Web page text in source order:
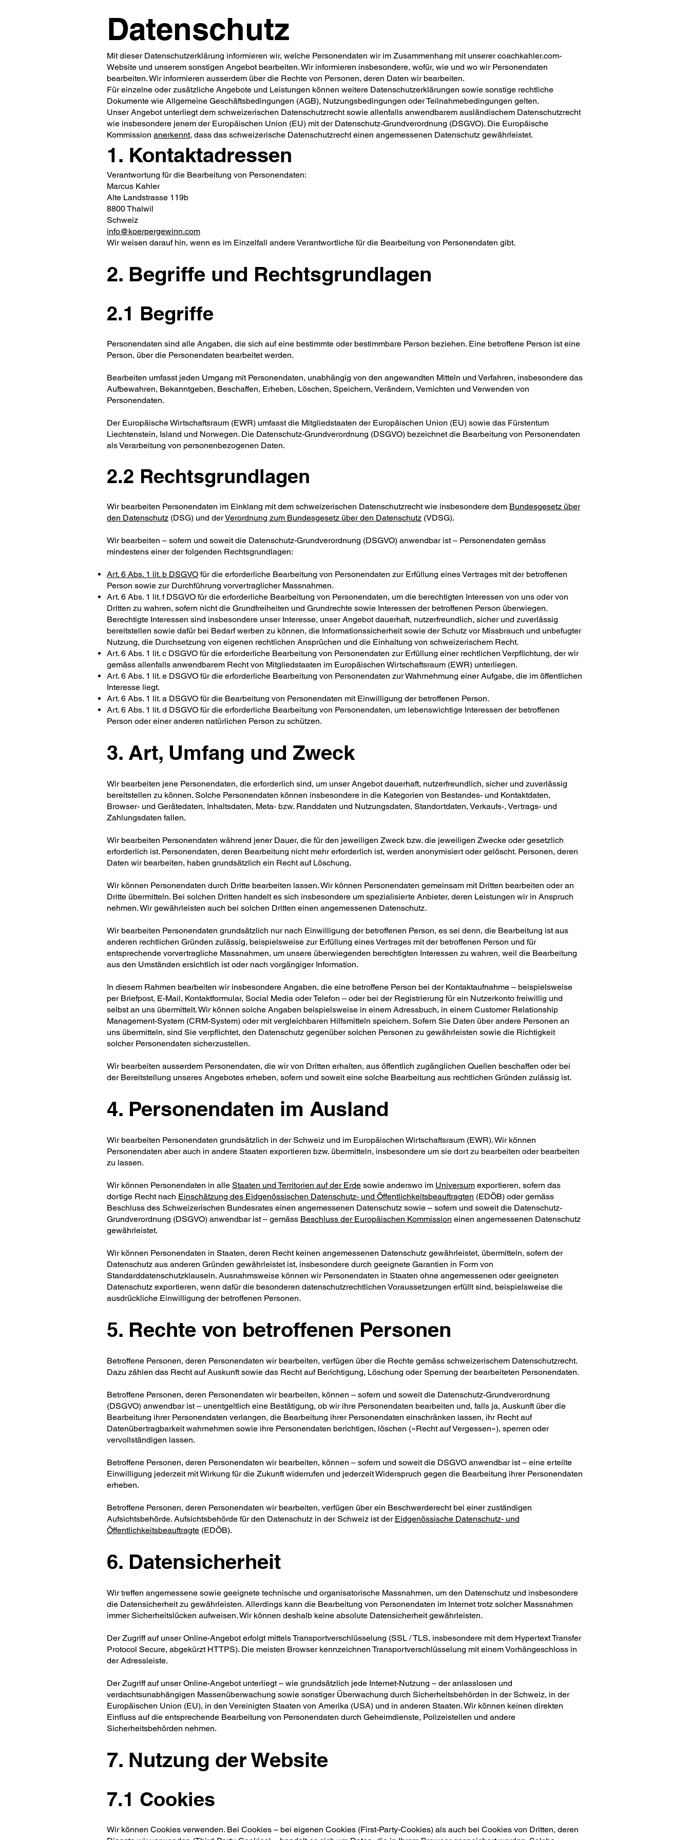
Datenschutz
Mit dieser Datenschutzerklärung informieren wir, welche Personendaten wir im Zusammenhang mit unserer coachkahler.com-
Website und unserem sonstigen Angebot bearbeiten. Wir informieren insbesondere, wofür, wie und wo wir Personendaten
bearbeiten. Wir informieren ausserdem über die Rechte von Personen, deren Daten wir bearbeiten.
Für einzelne oder zusätzliche Angebote und Leistungen können weitere Datenschutzerklärungen sowie sonstige rechtliche
Dokumente wie Allgemeine Geschäftsbedingungen (AGB), Nutzungsbedingungen oder Teilnahmebedingungen gelten.
Unser Angebot unterliegt dem schweizerischen Datenschutzrecht sowie allenfalls anwendbarem ausländischem Datenschutzrecht
wie insbesondere jenem der Europäischen Union (EU) mit der Datenschutz-Grundverordnung (DSGVO). Die Europäische
Kommission anerkennt, dass das schweizerische Datenschutzrecht einen angemessenen Datenschutz gewährleistet.
1. Kontaktadressen
Verantwortung für die Bearbeitung von Personendaten:
Marcus Kahler
Alte Landstrasse 119b
8800 Thalwil
Schweiz
info@koerpergewinn.com
Wir weisen darauf hin, wenn es im Einzelfall andere Verantwortliche für die Bearbeitung von Personendaten gibt.
2. Begriffe und Rechtsgrundlagen
2.1 Begriffe
Personendaten sind alle Angaben, die sich auf eine bestimmte oder bestimmbare Person beziehen. Eine betroffene Person ist eine
Person, über die Personendaten bearbeitet werden.
Bearbeiten umfasst jeden Umgang mit Personendaten, unabhängig von den angewandten Mitteln und Verfahren, insbesondere das
Aufbewahren, Bekanntgeben, Beschaffen, Erheben, Löschen, Speichern, Verändern, Vernichten und Verwenden von
Personendaten.
Der Europäische Wirtschaftsraum (EWR) umfasst die Mitgliedstaaten der Europäischen Union (EU) sowie das Fürstentum
Liechtenstein, Island und Norwegen. Die Datenschutz-Grundverordnung (DSGVO) bezeichnet die Bearbeitung von Personendaten
als Verarbeitung von personenbezogenen Daten.
2.2 Rechtsgrundlagen
Wir bearbeiten Personendaten im Einklang mit dem schweizerischen Datenschutzrecht wie insbesondere dem Bundesgesetz über
den Datenschutz (DSG) und derVerordnung zum Bundesgesetz über den Datenschutz (VDSG).
Wir bearbeiten – sofern und soweit die Datenschutz-Grundverordnung (DSGVO) anwendbar ist – Personendaten gemäss
mindestens einer der folgenden Rechtsgrundlagen:
Art. 6 Abs. 1 lit. b DSGVO für die erforderliche Bearbeitung von Personendaten zur Erfüllung eines Vertrages mit der betroffenen
Person sowie zur Durchführung vorvertraglicher Massnahmen.
Art. 6 Abs. 1 lit. f DSGVO für die erforderliche Bearbeitung von Personendaten, um die berechtigten Interessen von uns oder von
Dritten zu wahren, sofern nicht die Grundfreiheiten und Grundrechte sowie Interessen der betroffenen Person überwiegen.
Berechtigte Interessen sind insbesondere unser Interesse, unser Angebot dauerhaft, nutzerfreundlich, sicher und zuverlässig
bereitstellen sowie dafür bei Bedarf werben zu können, die Informationssicherheit sowie der Schutz vor Missbrauch und unbefugter
Nutzung, die Durchsetzung von eigenen rechtlichen Ansprüchen und die Einhaltung von schweizerischem Recht.
Art. 6 Abs. 1 lit. c DSGVO für die erforderliche Bearbeitung von Personendaten zur Erfüllung einer rechtlichen Verpflichtung, der wir
gemäss allenfalls anwendbarem Recht von Mitgliedstaaten im Europäischen Wirtschaftsraum (EWR) unterliegen.
Art. 6 Abs. 1 lit. e DSGVO für die erforderliche Bearbeitung von Personendaten zur Wahrnehmung einer Aufgabe, die im öffentlichen
Interesse liegt.
Art. 6 Abs. 1 lit. a DSGVO für die Bearbeitung von Personendaten mit Einwilligung der betroffenen Person.
Art. 6 Abs. 1 lit. d DSGVO für die erforderliche Bearbeitung von Personendaten, um lebenswichtige Interessen der betroffenen
Person oder einer anderen natürlichen Person zu schützen.
3. Art, Umfang und Zweck
Wir bearbeiten jene Personendaten, die erforderlich sind, um unser Angebot dauerhaft, nutzerfreundlich, sicher und zuverlässig
bereitstellen zu können. Solche Personendaten können insbesondere in die Kategorien von Bestandes- und Kontaktdaten,
Browser- und Gerätedaten, Inhaltsdaten, Meta- bzw. Randdaten und Nutzungsdaten, Standortdaten, Verkaufs-, Vertrags- und
Zahlungsdaten fallen.
Wir bearbeiten Personendaten während jener Dauer, die für den jeweiligen Zweck bzw. die jeweiligen Zwecke oder gesetzlich
erforderlich ist. Personendaten, deren Bearbeitung nicht mehr erforderlich ist, werden anonymisiert oder gelöscht. Personen, deren
Daten wir bearbeiten, haben grundsätzlich ein Recht auf Löschung.
Wir können Personendaten durch Dritte bearbeiten lassen. Wir können Personendaten gemeinsam mit Dritten bearbeiten oder an
Dritte übermitteln. Bei solchen Dritten handelt es sich insbesondere um spezialisierte Anbieter, deren Leistungen wir in Anspruch
nehmen. Wir gewährleisten auch bei solchen Dritten einen angemessenen Datenschutz.
Wir bearbeiten Personendaten grundsätzlich nur nach Einwilligung der betroffenen Person, es sei denn, die Bearbeitung ist aus
anderen rechtlichen Gründen zulässig, beispielsweise zur Erfüllung eines Vertrages mit der betroffenen Person und für
entsprechende vorvertragliche Massnahmen, um unsere überwiegenden berechtigten Interessen zu wahren, weil die Bearbeitung
aus den Umständen ersichtlich ist oder nach vorgängiger Information.
In diesem Rahmen bearbeiten wir insbesondere Angaben, die eine betroffene Person bei der Kontaktaufnahme – beispielsweise
per Briefpost, E-Mail, Kontaktformular, Social Media oder Telefon – oder bei der Registrierung für ein Nutzerkonto freiwillig und
selbst an uns übermittelt. Wir können solche Angaben beispielsweise in einem Adressbuch, in einem Customer Relationship
Management-System (CRM-System) oder mit vergleichbaren Hilfsmitteln speichern. Sofern Sie Daten über andere Personen an
uns übermitteln, sind Sie verpflichtet, den Datenschutz gegenüber solchen Personen zu gewährleisten sowie die Richtigkeit
solcher Personendaten sicherzustellen.
Wir bearbeiten ausserdem Personendaten, die wir von Dritten erhalten, aus öffentlich zugänglichen Quellen beschaffen oder bei
der Bereitstellung unseres Angebotes erheben, sofern und soweit eine solche Bearbeitung aus rechtlichen Gründen zulässig ist.
4. Personendaten im Ausland
Wir bearbeiten Personendaten grundsätzlich in der Schweiz und im Europäischen Wirtschaftsraum (EWR). Wir können
Personendaten aber auch in andere Staaten exportieren bzw. übermitteln, insbesondere um sie dort zu bearbeiten oder bearbeiten
zu lassen.
Wir können Personendaten in alle Staaten und Territorien auf der Erde sowie anderswo im Universum exportieren, sofern das
dortige Recht nach Einschätzung des Eidgenössischen Datenschutz- und Öffentlichkeitsbeauftragten (EDÖB) oder gemäss
Beschluss des Schweizerischen Bundesrates einen angemessenen Datenschutz sowie – sofern und soweit die Datenschutz-
Grundverordnung (DSGVO) anwendbar ist – gemäss Beschluss der Europäischen Kommission einen angemessenen Datenschutz
gewährleistet.
Wir können Personendaten in Staaten, deren Recht keinen angemessenen Datenschutz gewährleistet, übermitteln, sofern der
Datenschutz aus anderen Gründen gewährleistet ist, insbesondere durch geeignete Garantien in Form von
Standarddatenschutzklauseln. Ausnahmsweise können wir Personendaten in Staaten ohne angemessenen oder geeigneten
Datenschutz exportieren, wenn dafür die besonderen datenschutzrechtlichen Voraussetzungen erfüllt sind, beispielsweise die
ausdrückliche Einwilligung der betroffenen Personen.
5. Rechte von betroffenen Personen
Betroffene Personen, deren Personendaten wir bearbeiten, verfügen über die Rechte gemäss schweizerischem Datenschutzrecht.
Dazu zählen das Recht auf Auskunft sowie das Recht auf Berichtigung, Löschung oder Sperrung der bearbeiteten Personendaten.
Betroffene Personen, deren Personendaten wir bearbeiten, können – sofern und soweit die Datenschutz-Grundverordnung
(DSGVO) anwendbar ist – unentgeltlich eine Bestätigung, ob wir ihre Personendaten bearbeiten und, falls ja, Auskunft über die
Bearbeitung ihrer Personendaten verlangen, die Bearbeitung ihrer Personendaten einschränken lassen, ihr Recht auf
Datenübertragbarkeit wahrnehmen sowie ihre Personendaten berichtigen, löschen («Recht auf Vergessen»), sperren oder
vervollständigen lassen.
Betroffene Personen, deren Personendaten wir bearbeiten, können – sofern und soweit die DSGVO anwendbar ist – eine erteilte
Einwilligung jederzeit mit Wirkung für die Zukunft widerrufen und jederzeit Widerspruch gegen die Bearbeitung ihrer Personendaten
erheben.
Betroffene Personen, deren Personendaten wir bearbeiten, verfügen über ein Beschwerderecht bei einer zuständigen
Aufsichtsbehörde. Aufsichtsbehörde für den Datenschutz in der Schweiz ist der Eidgenössische Datenschutz- und
Öffentlichkeitsbeauftragte (EDÖB).
6. Datensicherheit
Wir treffen angemessene sowie geeignete technische und organisatorische Massnahmen, um den Datenschutz und insbesondere
die Datensicherheit zu gewährleisten. Allerdings kann die Bearbeitung von Personendaten im Internet trotz solcher Massnahmen
immer Sicherheitslücken aufweisen. Wir können deshalb keine absolute Datensicherheit gewährleisten.
Der Zugriff auf unser Online-Angebot erfolgt mittels Transportverschlüsselung (SSL / TLS, insbesondere mit dem Hypertext Transfer
Protocol Secure, abgekürzt HTTPS). Die meisten Browser kennzeichnen Transportverschlüsselung mit einem Vorhängeschloss in
der Adressleiste.
Der Zugriff auf unser Online-Angebot unterliegt – wie grundsätzlich jede Internet-Nutzung – der anlasslosen und
verdachtsunabhängigen Massenüberwachung sowie sonstiger Überwachung durch Sicherheitsbehörden in der Schweiz, in der
Europäischen Union (EU), in den Vereinigten Staaten von Amerika (USA) und in anderen Staaten. Wir können keinen direkten
Einfluss auf die entsprechende Bearbeitung von Personendaten durch Geheimdienste, Polizeistellen und andere
Sicherheitsbehörden nehmen.
7. Nutzung der Website
7.1 Cookies
Wir können Cookies verwenden. Bei Cookies – bei eigenen Cookies (First-Party-Cookies) als auch bei Cookies von Dritten, deren